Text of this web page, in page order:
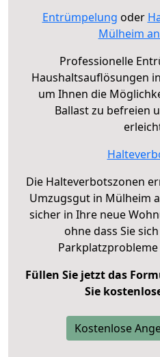
Entrümpelung oder
Mülheim
Professionelle
Haushaltsauflösungen
um Ihnen die
Ballast zu befreien
Die Halteverbotszonen
Umzugsgut in Mülheim
sicher in Ihre neue
ohne dass Sie
Füllen Sie jetzt das
Sie
Kostenlose